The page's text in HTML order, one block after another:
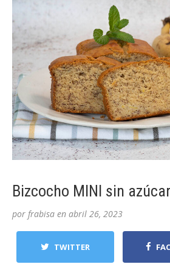
Bizcocho MINI sin
por frabisa en abril 26, 2023
TWITTER